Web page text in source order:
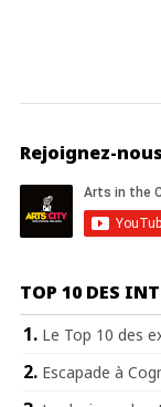
Rejoignez-
TOP 10 DES
Le Top 10 des
Escapade à